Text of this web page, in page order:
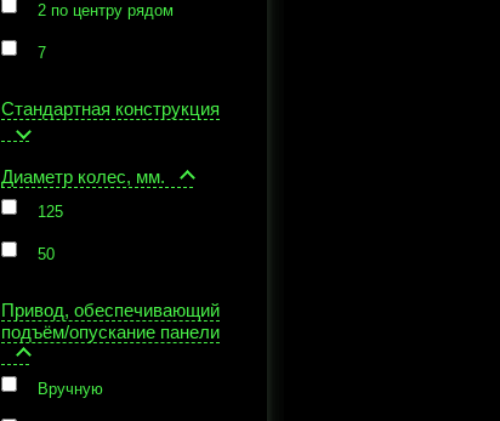
2 по центру рядом
7
Стандартная конструкция
Диаметр колес, мм.
125
50
Привод, обеспечивающий
подъём/опускание панели
Вручную